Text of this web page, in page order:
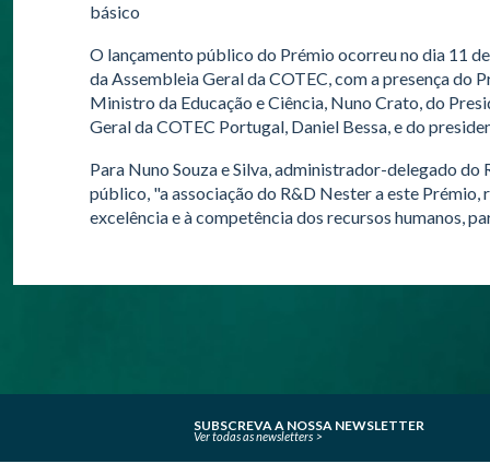
básico
O lançamento público do Prémio ocorreu no dia 11
da Assembleia Geral da COTEC, com a presença do
Ministro da Educação e Ciência, Nuno Crato, do
Geral da COTEC Portugal, Daniel Bessa, e do
Para Nuno Souza e Silva, administrador-delegado
público, "a associação do R&D Nester a este
excelência e à competência dos recursos humanos,
SUBSCREVA A NOSSA NEWSLETTER
Ver todas as newsletters